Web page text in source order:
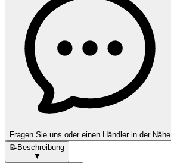
Fragen Sie uns oder einen Händler in der Nähe
📝Beschreibung
▼